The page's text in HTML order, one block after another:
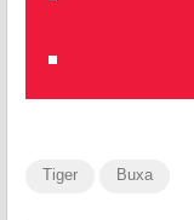
Tiger Buxa